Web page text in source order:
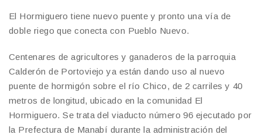
El Hormiguero tiene nuevo puente y pronto una vía de
doble riego que conecta con Pueblo Nuevo.
Centenares de agricultores y ganaderos de la parroquia
Calderón de Portoviejo ya están dando uso al nuevo
puente de hormigón sobre el río Chico, de 2 carriles y 40
metros de longitud, ubicado en la comunidad El
Hormiguero. Se trata del viaducto número 96 ejecutado por
la Prefectura de Manabí durante la administración del